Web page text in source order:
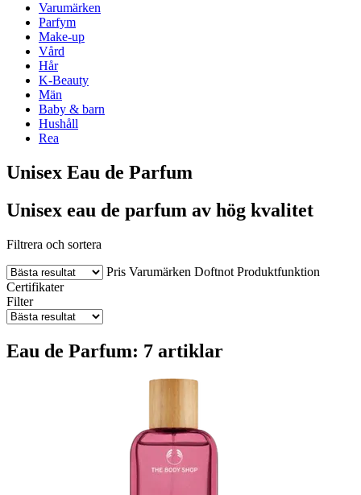
Varumärken
Parfym
Make-up
Vård
Hår
K-Beauty
Män
Baby & barn
Hushåll
Rea
Unisex Eau de Parfum
Unisex eau de parfum av hög kvalitet
Filtrera och sortera
Pris Varumärken Doftnot Produktfunktion
Certifikater
Filter
Eau de Parfum: 7 artiklar